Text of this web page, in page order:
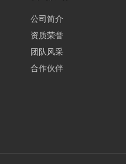
公司简介
资质荣誉
团队风采
合作伙伴